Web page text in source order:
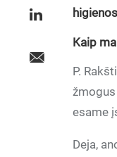
Kaip
P.
esame
Deja,